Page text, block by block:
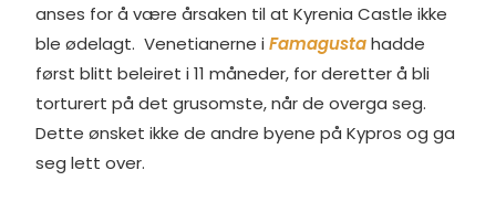
anses for å være årsaken til at Kyrenia Castle ikke
ble ødelagt. Venetianerne iFamagustahadde
først blitt beleiret i 11 måneder, for deretter å bli
torturert på det grusomste, når de overga seg.
Dette ønsket ikke de andre byene på Kypros og ga
seg lett over.